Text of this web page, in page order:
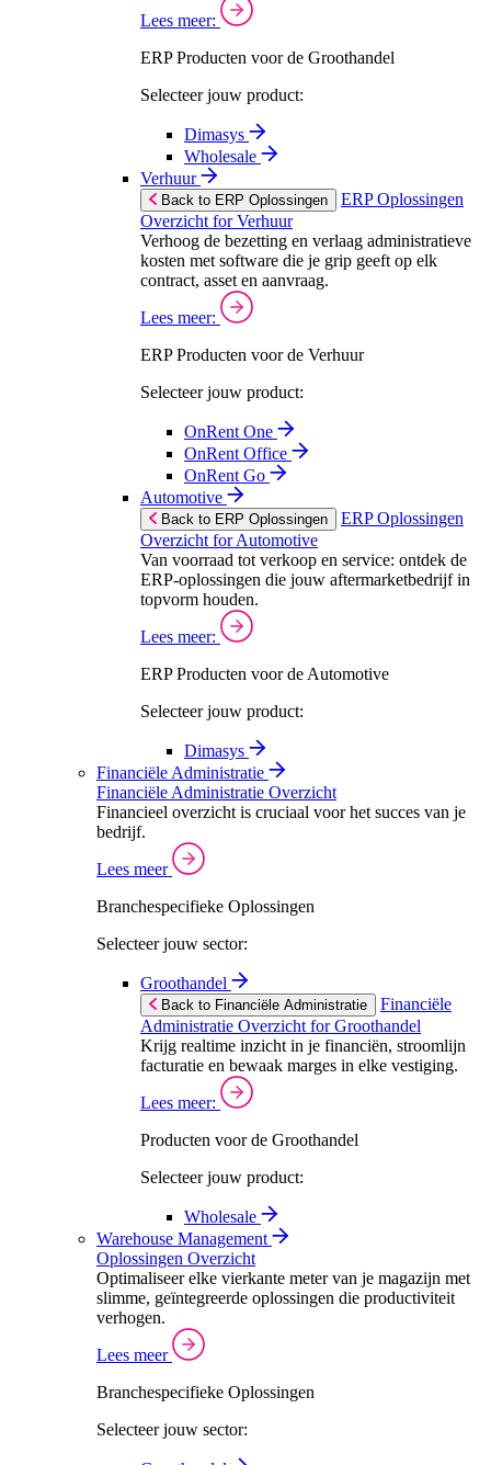
Lees meer:
ERP Producten voor de Groothandel
Selecteer jouw product:
Dimasys
Wholesale
Verhuur
Back to ERP Oplossingen
ERP Oplossingen
Overzicht for Verhuur
Verhoog de bezetting en verlaag administratieve
kosten met software die je grip geeft op elk
contract, asset en aanvraag.
Lees meer:
ERP Producten voor de Verhuur
Selecteer jouw product:
OnRent One
OnRent Office
OnRent Go
Automotive
Back to ERP Oplossingen
ERP Oplossingen
Overzicht for Automotive
Van voorraad tot verkoop en service: ontdek de
ERP-oplossingen die jouw aftermarketbedrijf in
topvorm houden.
Lees meer:
ERP Producten voor de Automotive
Selecteer jouw product:
Dimasys
Financiële Administratie
Financiële Administratie Overzicht
Financieel overzicht is cruciaal voor het succes van je
bedrijf.
Lees meer
Branchespecifieke Oplossingen
Selecteer jouw sector:
Groothandel
Back to Financiële Administratie
Financiële
Administratie Overzicht for Groothandel
Krijg realtime inzicht in je financiën, stroomlijn
facturatie en bewaak marges in elke vestiging.
Lees meer:
Producten voor de Groothandel
Selecteer jouw product:
Wholesale
Warehouse Management
Oplossingen Overzicht
Optimaliseer elke vierkante meter van je magazijn met
slimme, geïntegreerde oplossingen die productiviteit
verhogen.
Lees meer
Branchespecifieke Oplossingen
Selecteer jouw sector: